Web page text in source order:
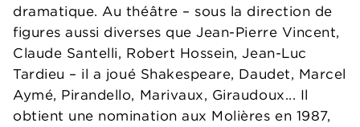
dramatique. Au théâtre – sous la direction de
figures aussi diverses que Jean-Pierre Vincent,
Claude Santelli, Robert Hossein, Jean-Luc
Tardieu – il a joué Shakespeare, Daudet, Marcel
Aymé, Pirandello, Marivaux, Giraudoux... Il
obtient une nomination aux Molières en 1987,